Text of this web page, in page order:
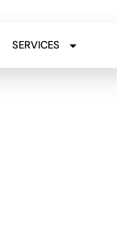
SERVICES